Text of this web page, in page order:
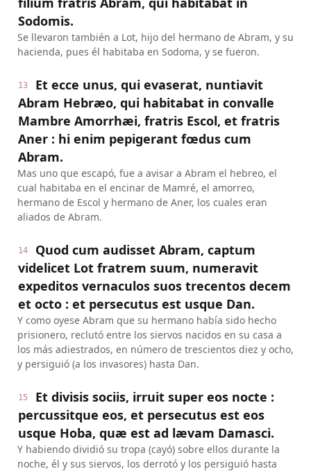
Sodomis.
Se llevaron también a Lot, hijo del hermano de Abram, y su
hacienda, pues él habitaba en Sodoma, y se fueron.
13
Et ecce unus, qui evaserat, nuntiavit
Abram Hebræo, qui habitabat in convalle
Mambre Amorrhæi, fratris Escol, et fratris
Aner : hi enim pepigerant fœdus cum
Abram.
Mas uno que escapó, fue a avisar a Abram el hebreo, el
cual habitaba en el encinar de Mamré, el amorreo,
hermano de Escol y hermano de Aner, los cuales eran
aliados de Abram.
14
Quod cum audisset Abram, captum
videlicet Lot fratrem suum, numeravit
expeditos vernaculos suos trecentos decem
et octo : et persecutus est usque Dan.
Y como oyese Abram que su hermano había sido hecho
prisionero, reclutó entre los siervos nacidos en su casa a
los más adiestrados, en número de trescientos diez y ocho,
y persiguió (a los invasores) hasta Dan.
15
Et divisis sociis, irruit super eos nocte :
percussitque eos, et persecutus est eos
usque Hoba, quæ est ad lævam Damasci.
Y habiendo dividió su tropa (cayó) sobre ellos durante la
noche, él y sus siervos, los derrotó y los persiguió hasta